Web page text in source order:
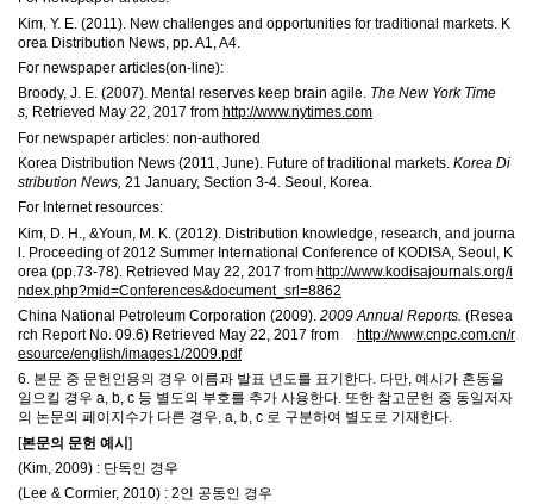
Kim, Y. E. (2011). New challenges and opportunities for traditional markets. K
orea Distribution News, pp. A1, A4.
For newspaper articles(on-line):
Broody, J. E. (2007). Mental reserves keep brain agile. The New York Time
s, Retrieved May 22, 2017 from http://www.nytimes.com
For newspaper articles: non-authored
Korea Distribution News (2011, June). Future of traditional markets. Korea Di
stribution News, 21 January, Section 3-4. Seoul, Korea.
For Internet resources:
Kim, D. H., &Youn, M. K. (2012). Distribution knowledge, research, and journa
l. Proceeding of 2012 Summer International Conference of KODISA, Seoul, K
orea (pp.73-78). Retrieved May 22, 2017 from http://www.kodisajournals.org/i
ndex.php?mid=Conferences&document_srl=8862
China National Petroleum Corporation (2009). 2009 Annual Reports. (Resea
rch Report No. 09.6) Retrieved May 22, 2017 from
http://www.cnpc.com.cn/r
esource/english/images1/2009.pdf
6. 본문 중 문헌인용의 경우 이름과 발표 년도를 표기한다. 다만, 예시가 혼동을
일으킬 경우 a, b, c 등 별도의 부호를 추가 사용한다. 또한 참고문헌 중 동일저자
의 논문의 페이지수가 다른 경우, a, b, c 로 구분하여 별도로 기재한다.
[본문의 문헌 예시]
(Kim, 2009) : 단독인 경우
(Lee & Cormier, 2010) : 2인 공동인 경우